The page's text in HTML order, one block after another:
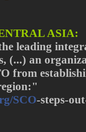
ASIA:
leading
(...) an
from
SCO-steps-